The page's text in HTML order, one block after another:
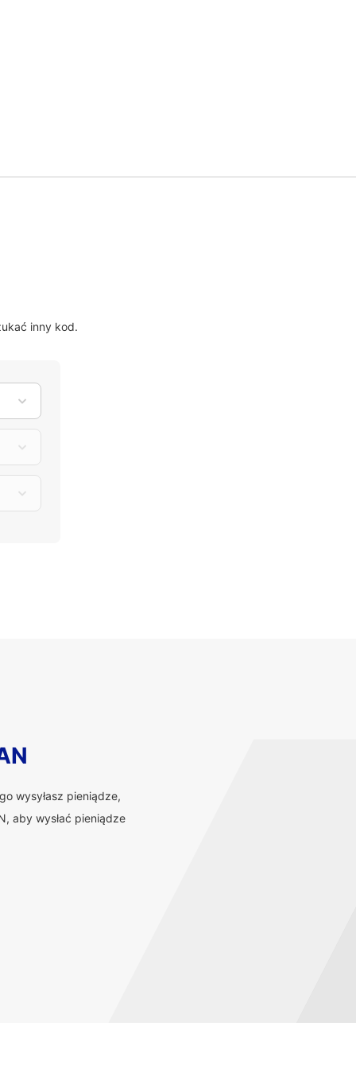
inny kod.
wysyłasz pieniądze,
aby wysłać pieniądze